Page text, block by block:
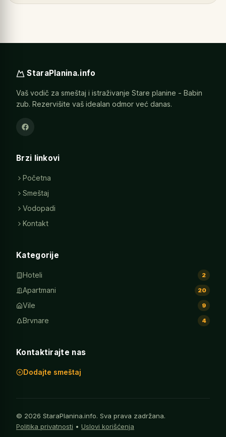
StaraPlanina.info
Vaš vodič za smeštaj i istraživanje Stare planine - Babin
zub. Rezervišite vaš idealan odmor već danas.
Brzi linkovi
Početna
Smeštaj
Vodopadi
Kontakt
Kategorije
Hoteli 2
Apartmani 20
Vile 9
Brvnare 4
Kontaktirajte nas
Dodajte smeštaj
© 2026 StaraPlanina.info. Sva prava zadržana.
Politika privatnosti • Uslovi korišćenja